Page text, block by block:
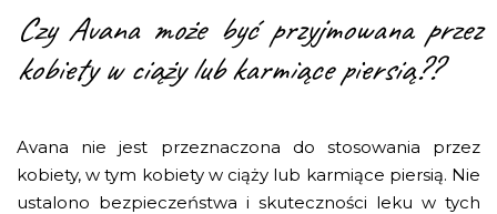
Czy Avana może być przyjmowana przez
kobiety w ciąży lub karmiące piersią??
Avana nie jest przeznaczona do stosowania przez
kobiety, w tym kobiety w ciąży lub karmiące piersią. Nie
ustalono bezpieczeństwa i skuteczności leku w tych